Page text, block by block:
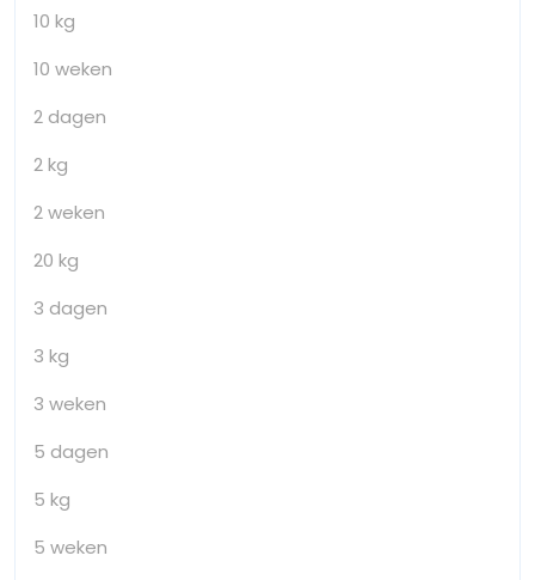
10 kg
10 weken
2 dagen
2 kg
2 weken
20 kg
3 dagen
3 kg
3 weken
5 dagen
5 kg
5 weken